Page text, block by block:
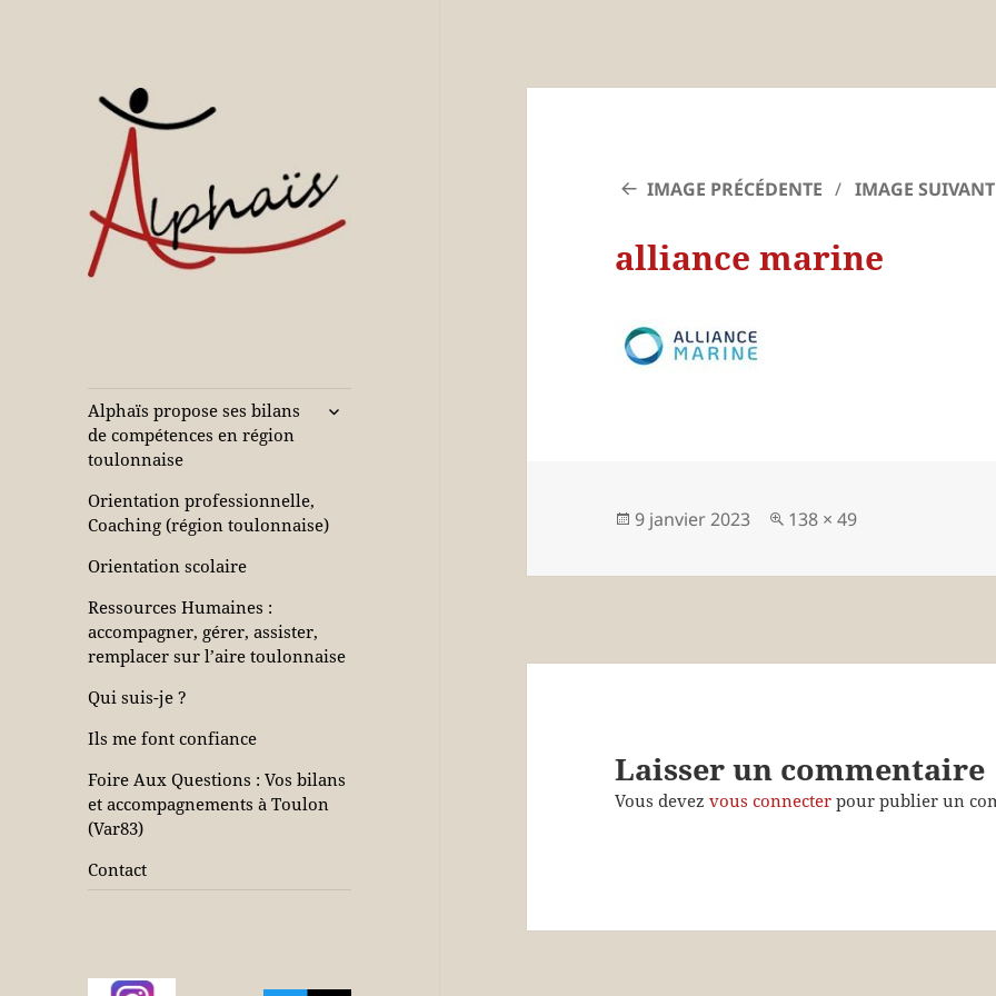
compétences et
orientations
adultes et jeunes
Alphaïs propose ses bilans
de compétences en région
toulonnaise
ouvrir
Orientation professionnelle,
Coaching (région toulonnaise)
Orientation scolaire
Ressources Humaines :
accompagner, gérer, assister,
remplacer sur l’aire toulonnaise
Qui suis-je ?
Ils me font confiance
Foire Aux Questions : Vos bilans
et accompagnements à Toulon
(Var83)
Contact
IMAGE PRÉCÉDENTE IMAGE
alliance marine
Publié
9 janvier 2023
Taille
138 × 49
Laisser un commentaire
Vous devezvous connecter pour publier un